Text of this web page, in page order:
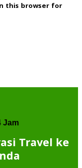
this browser for
Jam
Travel ke